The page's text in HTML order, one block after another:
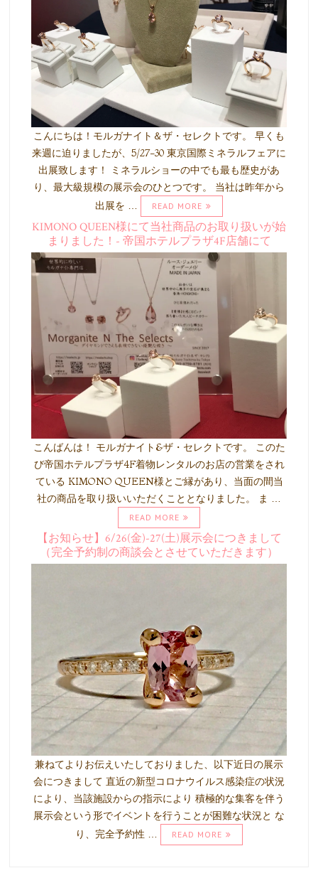
こんにちは！モルガナイト＆ザ・セレクトです。 早くも
来週に迫りましたが、5/27-30 東京国際ミネラルフェアに
出展致します！ ミネラルショーの中でも最も歴史があ
り、最大級規模の展示会のひとつです。 当社は昨年から
出展を …
READ MORE
KIMONO QUEEN様にて当社商品のお取り扱いが始
まりました！- 帝国ホテルプラザ4F店舗にて
こんばんは！ モルガナイト&ザ・セレクトです。 このた
び帝国ホテルプラザ4F着物レンタルのお店の営業をされ
ている KIMONO QUEEN様とご縁があり、当面の間当
社の商品を取り扱いいただくこととなりました。 ま …
READ MORE
【お知らせ】6/26(金)-27(土)展示会につきまして
（完全予約制の商談会とさせていただきます）
兼ねてよりお伝えいたしておりました、以下近日の展示
会につきまして 直近の新型コロナウイルス感染症の状況
により、当該施設からの指示により 積極的な集客を伴う
展示会という形でイベントを行うことが困難な状況と な
り、完全予約性 …
READ MORE